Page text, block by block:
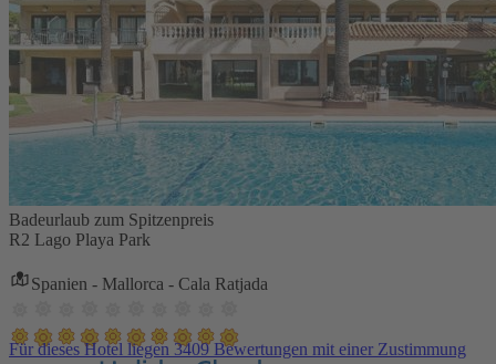
Badeurlaub zum Spitzenpreis
R2 Lago Playa Park
Spanien - Mallorca - Cala Ratjada
Für dieses Hotel liegen 3409 Bewertungen mit einer Zustimmung